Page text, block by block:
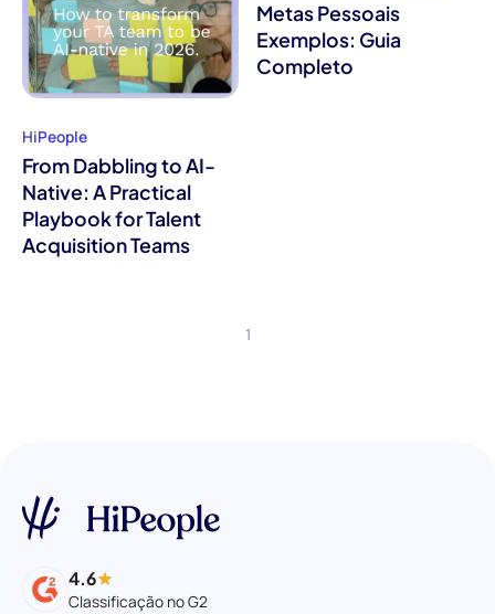
HiPeople
From Dabbling to AI-
Native: A Practical
Playbook for Talent
Acquisition Teams
Metas Pessoais
Exemplos: Guia
Completo
1
4.6
Classificação no G2